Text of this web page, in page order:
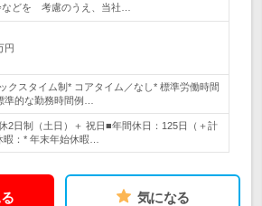
などを 考慮のうえ、当社…
円
クスタイム制* コアタイム／なし* 標準労働時間
準的な勤務時間例…
2日制（土日）＋ 祝日■年間休日：125日（＋計
：* 年末年始休暇…
気になる